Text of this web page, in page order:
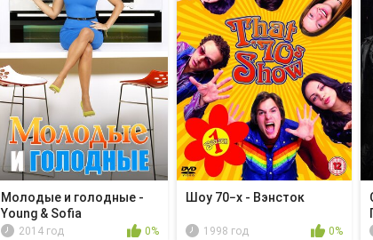
Молодые и голодные -
Young & Sofia
2014 год 0%
Шоу 70−х - Вэнсток
1998 год 0%